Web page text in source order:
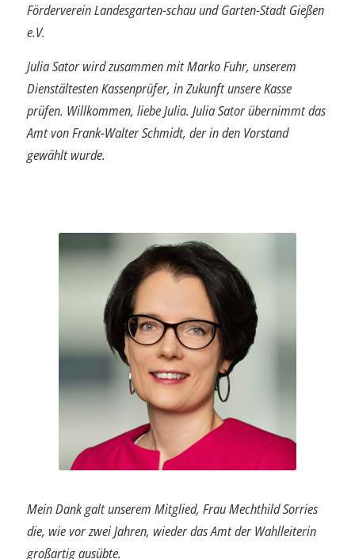
Förderverein Landesgarten-schau und Garten-Stadt Gießen
e.V.
Julia Sator wird zusammen mit Marko Fuhr, unserem
Dienstältesten Kassenprüfer, in Zukunft unsere Kasse
prüfen. Willkommen, liebe Julia. Julia Sator übernimmt das
Amt von Frank-Walter Schmidt, der in den Vorstand
gewählt wurde.
Mein Dank galt unserem Mitglied, Frau Mechthild Sorries
die, wie vor zwei Jahren, wieder das Amt der Wahlleiterin
großartig ausübte.